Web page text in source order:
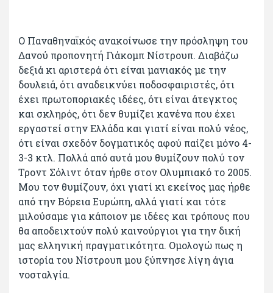
Ο Παναθηναϊκός ανακοίνωσε την πρόσληψη του
Δανού προπονητή Γιάκομπ Νίστρουπ. Διαβάζω
δεξιά κι αριστερά ότι είναι μανιακός με την
δουλειά, ότι αναδεικνύει ποδοσφαιριστές, ότι
έχει πρωτοποριακές ιδέες, ότι είναι άτεγκτος
και σκληρός, ότι δεν θυμίζει κανένα που έχει
εργαστεί στην Ελλάδα και γιατί είναι πολύ νέος,
ότι είναι σχεδόν δογματικός αφού παίζει μόνο 4-
3-3 κτλ. Πολλά από αυτά μου θυμίζουν πολύ τον
Τροντ Σόλιντ όταν ήρθε στον Ολυμπιακό το 2005.
Μου τον θυμίζουν, όχι γιατί κι εκείνος μας ήρθε
από την Βόρεια Ευρώπη, αλλά γιατί και τότε
μιλούσαμε για κάποιον με ιδέες και τρόπους που
θα αποδειχτούν πολύ καινούργιοι για την δική
μας ελληνική πραγματικότητα. Ομολογώ πως η
ιστορία του Νίστρουπ μου ξύπνησε λίγη άγια
νοσταλγία.